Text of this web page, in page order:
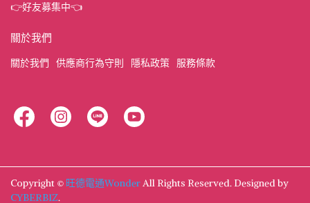
👉好友募集中👈
關於我們
關於我們 供應商行為守則 隱私政策 服務條款
Copyright © 旺德電通WonderAll Rights Reserved. Designed by
CYBERBIZ.